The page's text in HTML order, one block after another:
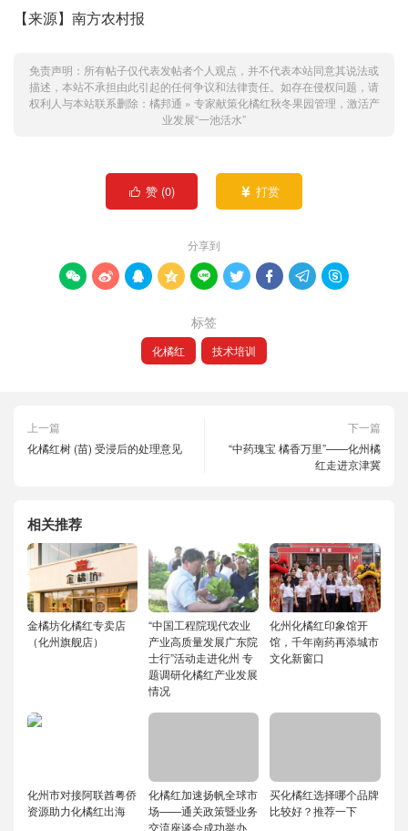
【来源】南方农村报
免责声明：所有帖子仅代表发帖者个人观点，并不代表本站同意其说法或
描述，本站不承担由此引起的任何争议和法律责任。如存在侵权问题，请
权利人与本站联系删除： 橘邦通 » 专家献策化橘红秋冬果园管理，激活产
业发展“一池活水”
 赞 (0)  打赏
分享到
        
标签
化橘红 技术培训
上一篇
化橘红树 (苗) 受浸后的处理意见
下一篇
“中药瑰宝 橘香万里”——化州橘
红走进京津冀
相关推荐
金橘坊化橘红专卖店
（化州旗舰店）
“中国工程院现代农业
产业高质量发展广东院
士行”活动走进化州 专
题调研化橘红产业发展
情况
化州化橘红印象馆开
馆，千年南药再添城市
文化新窗口
化州市对接阿联酋粤侨
资源助力化橘红出海
化橘红加速扬帆全球市
场——通关政策暨业务
交流座谈会成功举办
买化橘红选择哪个品牌
比较好？推荐一下